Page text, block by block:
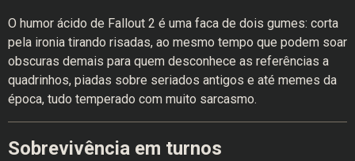
O humor ácido de Fallout 2 é uma faca de dois gumes: corta
pela ironia tirando risadas, ao mesmo tempo que podem soar
obscuras demais para quem desconhece as referências a
quadrinhos, piadas sobre seriados antigos e até memes da
época, tudo temperado com muito sarcasmo.
Sobrevivência em turnos